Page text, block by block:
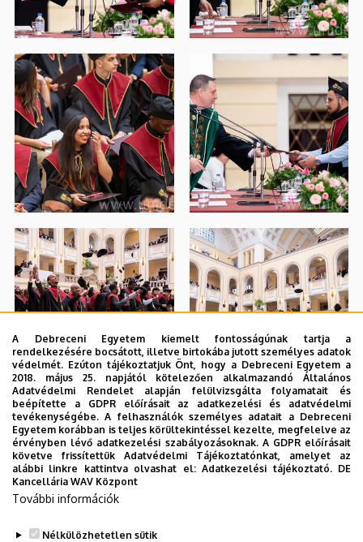
A Debreceni Egyetem kiemelt fontosságúnak tartja a
rendelkezésére bocsátott, illetve birtokába jutott személyes adatok
védelmét. Ezúton tájékoztatjuk Önt, hogy a Debreceni Egyetem a
2018. május 25. napjától kötelezően alkalmazandó Általános
Adatvédelmi Rendelet alapján felülvizsgálta folyamatait és
beépítette a GDPR előírásait az adatkezelési és adatvédelmi
tevékenységébe. A felhasználók személyes adatait a Debreceni
Egyetem korábban is teljes körültekintéssel kezelte, megfelelve az
érvényben lévő adatkezelési szabályozásoknak. A GDPR előírásait
követve frissítettük Adatvédelmi Tájékoztatónkat, amelyet az
alábbi linkre kattintva olvashat el:Adatkezelési tájékoztató. DE
Kancellária WAV Központ
További információk
Nélkülözhetetlen sütik